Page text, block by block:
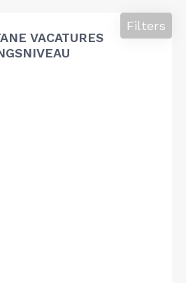
VACATURES
Filters